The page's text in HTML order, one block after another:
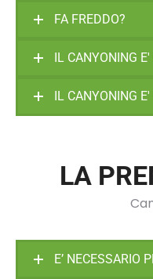
FA FREDDO?
IL CANYONING
IL CANYONING
LA
E’ NECESSARIO